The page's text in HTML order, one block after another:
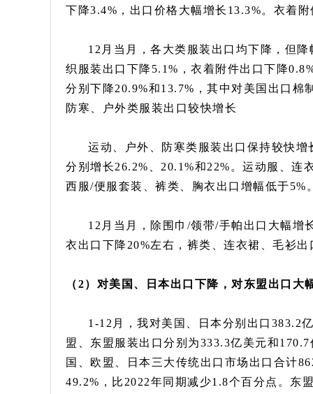
下降3.4%，出口价格大幅增长13.3%。衣着
12月当月，各大类服装出口均下降，但
织服装出口下降5.1%，衣着附件出口下降
分别下降20.9%和13.7%，其中对美国出口棉
防寒、户外类服装出口较快增长
运动、户外、防寒类服装出口保持较快
分别增长26.2%、20.1%和22%。运动服、连
西服/便服套装、裤类、胸衣出口增幅低于
12月当月，除围巾/领带/手帕出口大幅增
衣出口下降20%左右，裤类、连衣裙、毛衫出
（2）对美国、日本出口下降， 对东盟出口大
1-12月，我对美国、日本分别出口383.2
盟、东盟服装出口分别为333.3亿美元和
国、欧盟、日本三大传统出口市场出口合计
49.2%，比2022年同期减少1.8个百分点。东